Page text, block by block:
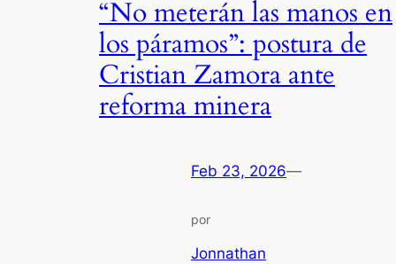
“No meterán las manos en
los páramos”: postura de
Cristian Zamora ante
reforma minera
Feb 23, 2026—
por
Jonnathan